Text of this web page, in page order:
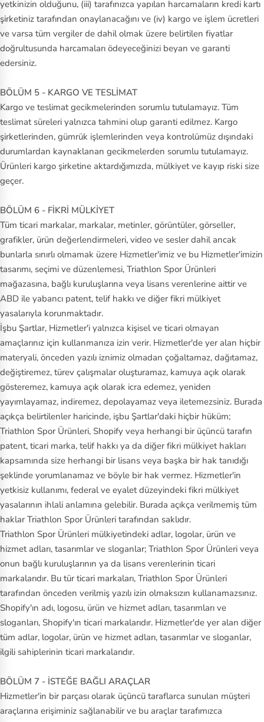
yetkinizin olduğunu, (iii) tarafınızca yapılan harcamaların kredi kartı
şirketiniz tarafından onaylanacağını ve (iv) kargo ve işlem ücretleri
ve varsa tüm vergiler de dahil olmak üzere belirtilen fiyatlar
doğrultusunda harcamaları ödeyeceğinizi beyan ve garanti
edersiniz.
BÖLÜM 5 - KARGO VE TESLİMAT
Kargo ve teslimat gecikmelerinden sorumlu tutulamayız. Tüm
teslimat süreleri yalnızca tahmini olup garanti edilmez. Kargo
şirketlerinden, gümrük işlemlerinden veya kontrolümüz dışındaki
durumlardan kaynaklanan gecikmelerden sorumlu tutulamayız.
Ürünleri kargo şirketine aktardığımızda, mülkiyet ve kayıp riski size
geçer.
BÖLÜM 6 - FİKRİ MÜLKİYET
Tüm ticari markalar, markalar, metinler, görüntüler, görseller,
grafikler, ürün değerlendirmeleri, video ve sesler dahil ancak
bunlarla sınırlı olmamak üzere Hizmetler'imiz ve bu Hizmetler'imizin
tasarımı, seçimi ve düzenlemesi, Triathlon Spor Ürünleri
mağazasına, bağlı kuruluşlarına veya lisans verenlerine aittir ve
ABD ile yabancı patent, telif hakkı ve diğer fikri mülkiyet
yasalarıyla korunmaktadır.
İşbu Şartlar, Hizmetler'i yalnızca kişisel ve ticari olmayan
amaçlarınız için kullanmanıza izin verir. Hizmetler'de yer alan hiçbir
materyali, önceden yazılı iznimiz olmadan çoğaltamaz, dağıtamaz,
değiştiremez, türev çalışmalar oluşturamaz, kamuya açık olarak
gösteremez, kamuya açık olarak icra edemez, yeniden
yayımlayamaz, indiremez, depolayamaz veya iletemezsiniz. Burada
açıkça belirtilenler haricinde, işbu Şartlar'daki hiçbir hüküm;
Triathlon Spor Ürünleri, Shopify veya herhangi bir üçüncü tarafın
patent, ticari marka, telif hakkı ya da diğer fikri mülkiyet hakları
kapsamında size herhangi bir lisans veya başka bir hak tanıdığı
şeklinde yorumlanamaz ve böyle bir hak vermez. Hizmetler'in
yetkisiz kullanımı, federal ve eyalet düzeyindeki fikri mülkiyet
yasalarının ihlali anlamına gelebilir. Burada açıkça verilmemiş tüm
haklar Triathlon Spor Ürünleri tarafından saklıdır.
Triathlon Spor Ürünleri mülkiyetindeki adlar, logolar, ürün ve
hizmet adları, tasarımlar ve sloganlar; Triathlon Spor Ürünleri veya
onun bağlı kuruluşlarının ya da lisans verenlerinin ticari
markalarıdır. Bu tür ticari markaları, Triathlon Spor Ürünleri
tarafından önceden verilmiş yazılı izin olmaksızın kullanamazsınız.
Shopify'ın adı, logosu, ürün ve hizmet adları, tasarımları ve
sloganları, Shopify'ın ticari markalarıdır. Hizmetler'de yer alan diğer
tüm adlar, logolar, ürün ve hizmet adları, tasarımlar ve sloganlar,
ilgili sahiplerinin ticari markalarıdır.
BÖLÜM 7 - İSTEĞE BAĞLI ARAÇLAR
Hizmetler'in bir parçası olarak üçüncü taraflarca sunulan müşteri
araçlarına erişiminiz sağlanabilir ve bu araçlar tarafımızca